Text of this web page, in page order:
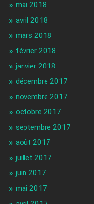
mai 2018
avril 2018
mars 2018
février 2018
janvier 2018
décembre 2017
novembre 2017
octobre 2017
septembre 2017
août 2017
juillet 2017
juin 2017
mai 2017